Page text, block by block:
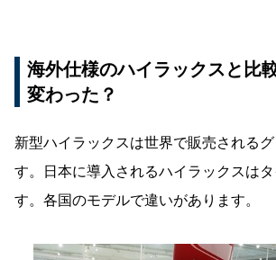
海外仕様のハイラックスと比
変わった？
新型ハイラックスは世界で販売される
す。日本に導入されるハイラックスは
す。各国のモデルで違いがあります。